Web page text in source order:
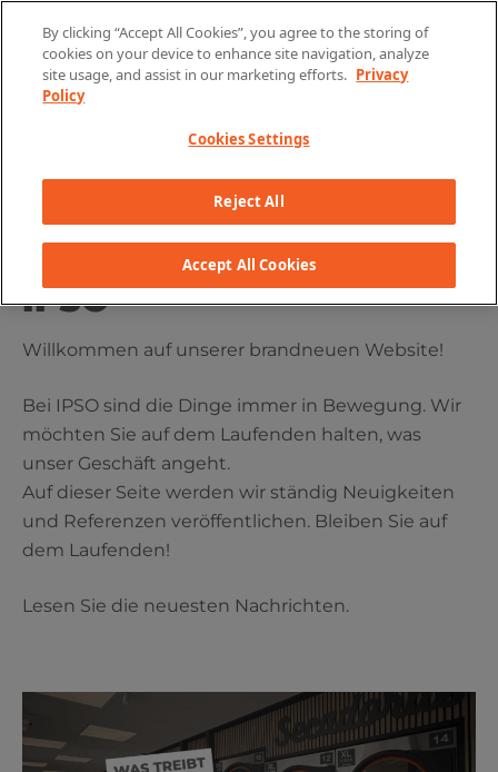
AKTUELLE NEWS VON
IPSO
Willkommen auf unserer brandneuen Website!
Bei IPSO sind die Dinge immer in Bewegung. Wir
möchten Sie auf dem Laufenden halten, was
unser Geschäft angeht.
Auf dieser Seite werden wir ständig Neuigkeiten
und Referenzen veröffentlichen. Bleiben Sie auf
dem Laufenden!
Lesen Sie die neuesten Nachrichten.
By clicking “Accept All Cookies”, you agree to the storing of
cookies on your device to enhance site navigation, analyze
site usage, and assist in our marketing efforts. Privacy
Policy
Cookies Settings
Reject All
Accept All Cookies